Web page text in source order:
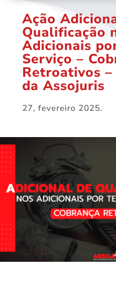
Ação
Qualificação
Adicionais
Serviço –
Retroativos
da Assojuris
27, fevereiro 2025.